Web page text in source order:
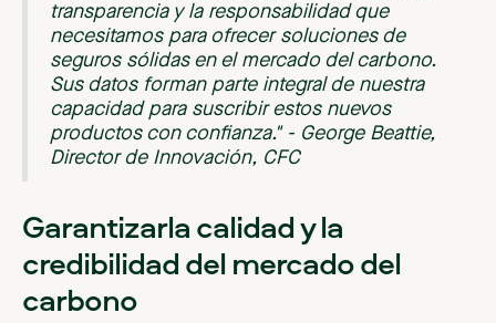
transparencia y la responsabilidad que
necesitamos para ofrecer soluciones de
seguros sólidas en el mercado del carbono.
Sus datos forman parte integral de nuestra
capacidad para suscribir estos nuevos
productos con confianza." - George Beattie,
Director de Innovación, CFC
Garantizarla calidad y la
credibilidad del mercado del
carbono